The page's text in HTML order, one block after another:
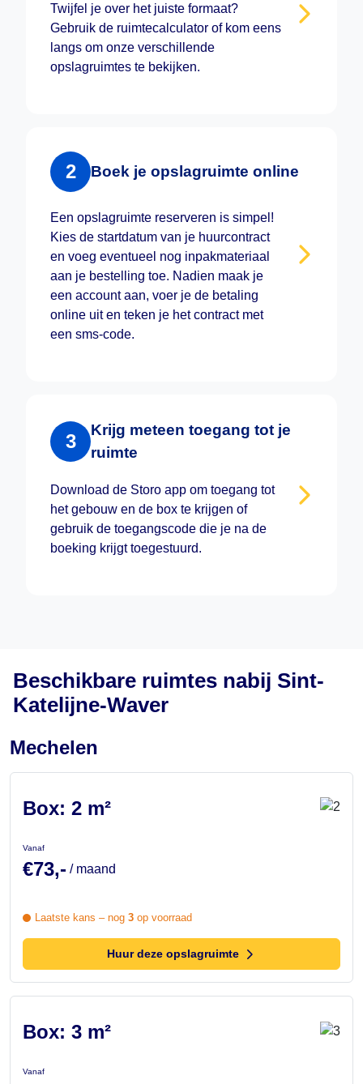
Twijfel je over het juiste formaat?
Gebruik de ruimtecalculator of kom eens
langs om onze verschillende
opslagruimtes te bekijken.
2 Boek je opslagruimte online
Een opslagruimte reserveren is simpel!
Kies de startdatum van je huurcontract
en voeg eventueel nog inpakmateriaal
aan je bestelling toe. Nadien maak je
een account aan, voer je de betaling
online uit en teken je het contract met
een sms-code.
3
Krijg meteen toegang tot je
ruimte
Download de Storo app om toegang tot
het gebouw en de box te krijgen of
gebruik de toegangscode die je na de
boeking krijgt toegestuurd.
Beschikbare ruimtes nabij Sint-
Katelijne-Waver
Mechelen
Box: 2 m²
Vanaf
€73,- / maand
Laatste kans – nog 3 op voorraad
Huur deze opslagruimte
Box: 3 m²
Vanaf